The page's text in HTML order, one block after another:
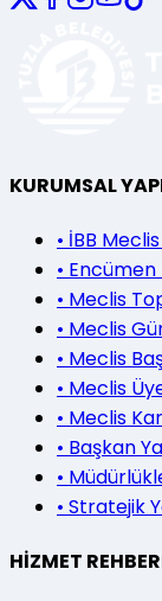
KURUMSAL
• İBB
• Encümen
• Meclis
• Meclis
• Meclis
• Meclis
• Meclis
• Başkan
•
• Stratejik
HİZMET